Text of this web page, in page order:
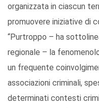
organizzata in ciascun
promuovere iniziative di
“Purtroppo – ha
regionale – la
un frequente
associazioni criminali,
determinati contesti